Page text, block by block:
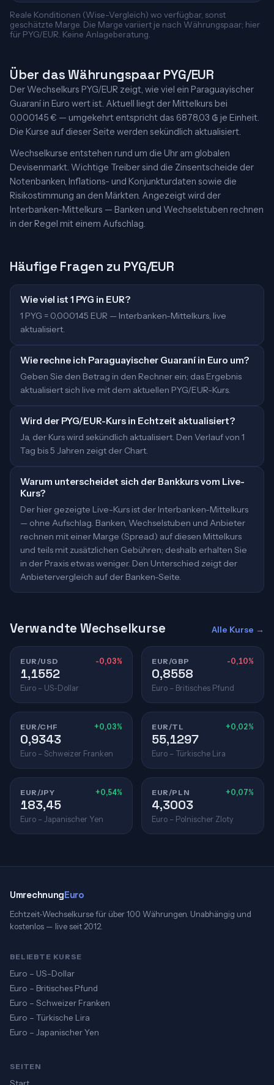
Reale Konditionen (Wise-Vergleich) wo verfügbar, sonst
geschätzte Marge. Die Marge variiert je nach Währungspaar; hier
für PYG/EUR. Keine Anlageberatung.
Über das Währungspaar PYG/EUR
Der Wechselkurs PYG/EUR zeigt, wie viel ein Paraguayischer
Guaraní in Euro wert ist. Aktuell liegt der Mittelkurs bei
0,000145 € — umgekehrt entspricht das 6878,03 ₲ je Einheit.
Die Kurse auf dieser Seite werden sekündlich aktualisiert.
Wechselkurse entstehen rund um die Uhr am globalen
Devisenmarkt. Wichtige Treiber sind die Zinsentscheide der
Notenbanken, Inflations- und Konjunkturdaten sowie die
Risikostimmung an den Märkten. Angezeigt wird der
Interbanken-Mittelkurs — Banken und Wechselstuben rechnen
in der Regel mit einem Aufschlag.
Häufige Fragen zu PYG/EUR
Wie viel ist 1 PYG in EUR?
1 PYG = 0,000145 EUR — Interbanken-Mittelkurs, live
aktualisiert.
Wie rechne ich Paraguayischer Guaraní in Euro um?
Geben Sie den Betrag in den Rechner ein; das Ergebnis
aktualisiert sich live mit dem aktuellen PYG/EUR-Kurs.
Wird der PYG/EUR-Kurs in Echtzeit aktualisiert?
Ja, der Kurs wird sekündlich aktualisiert. Den Verlauf von 1
Tag bis 5 Jahren zeigt der Chart.
Warum unterscheidet sich der Bankkurs vom Live-
Kurs?
Der hier gezeigte Live-Kurs ist der Interbanken-Mittelkurs
— ohne Aufschlag. Banken, Wechselstuben und Anbieter
rechnen mit einer Marge (Spread) auf diesen Mittelkurs
und teils mit zusätzlichen Gebühren; deshalb erhalten Sie
in der Praxis etwas weniger. Den Unterschied zeigt der
Anbietervergleich auf der Banken-Seite.
Verwandte Wechselkurse Alle Kurse →
EUR/USD -0,03%
1,1552
Euro – US-Dollar
EUR/GBP -0,10%
0,8558
Euro – Britisches Pfund
EUR/CHF +0,03%
0,9343
Euro – Schweizer Franken
EUR/TL +0,02%
55,1297
Euro – Türkische Lira
EUR/JPY +0,54%
183,45
Euro – Japanischer Yen
EUR/PLN +0,07%
4,3003
Euro – Polnischer Zloty
UmrechnungEuro
Echtzeit-Wechselkurse für über 100 Währungen. Unabhängig und
kostenlos — live seit 2012.
BELIEBTE KURSE
Euro – US-Dollar
Euro – Britisches Pfund
Euro – Schweizer Franken
Euro – Türkische Lira
Euro – Japanischer Yen
SEITEN